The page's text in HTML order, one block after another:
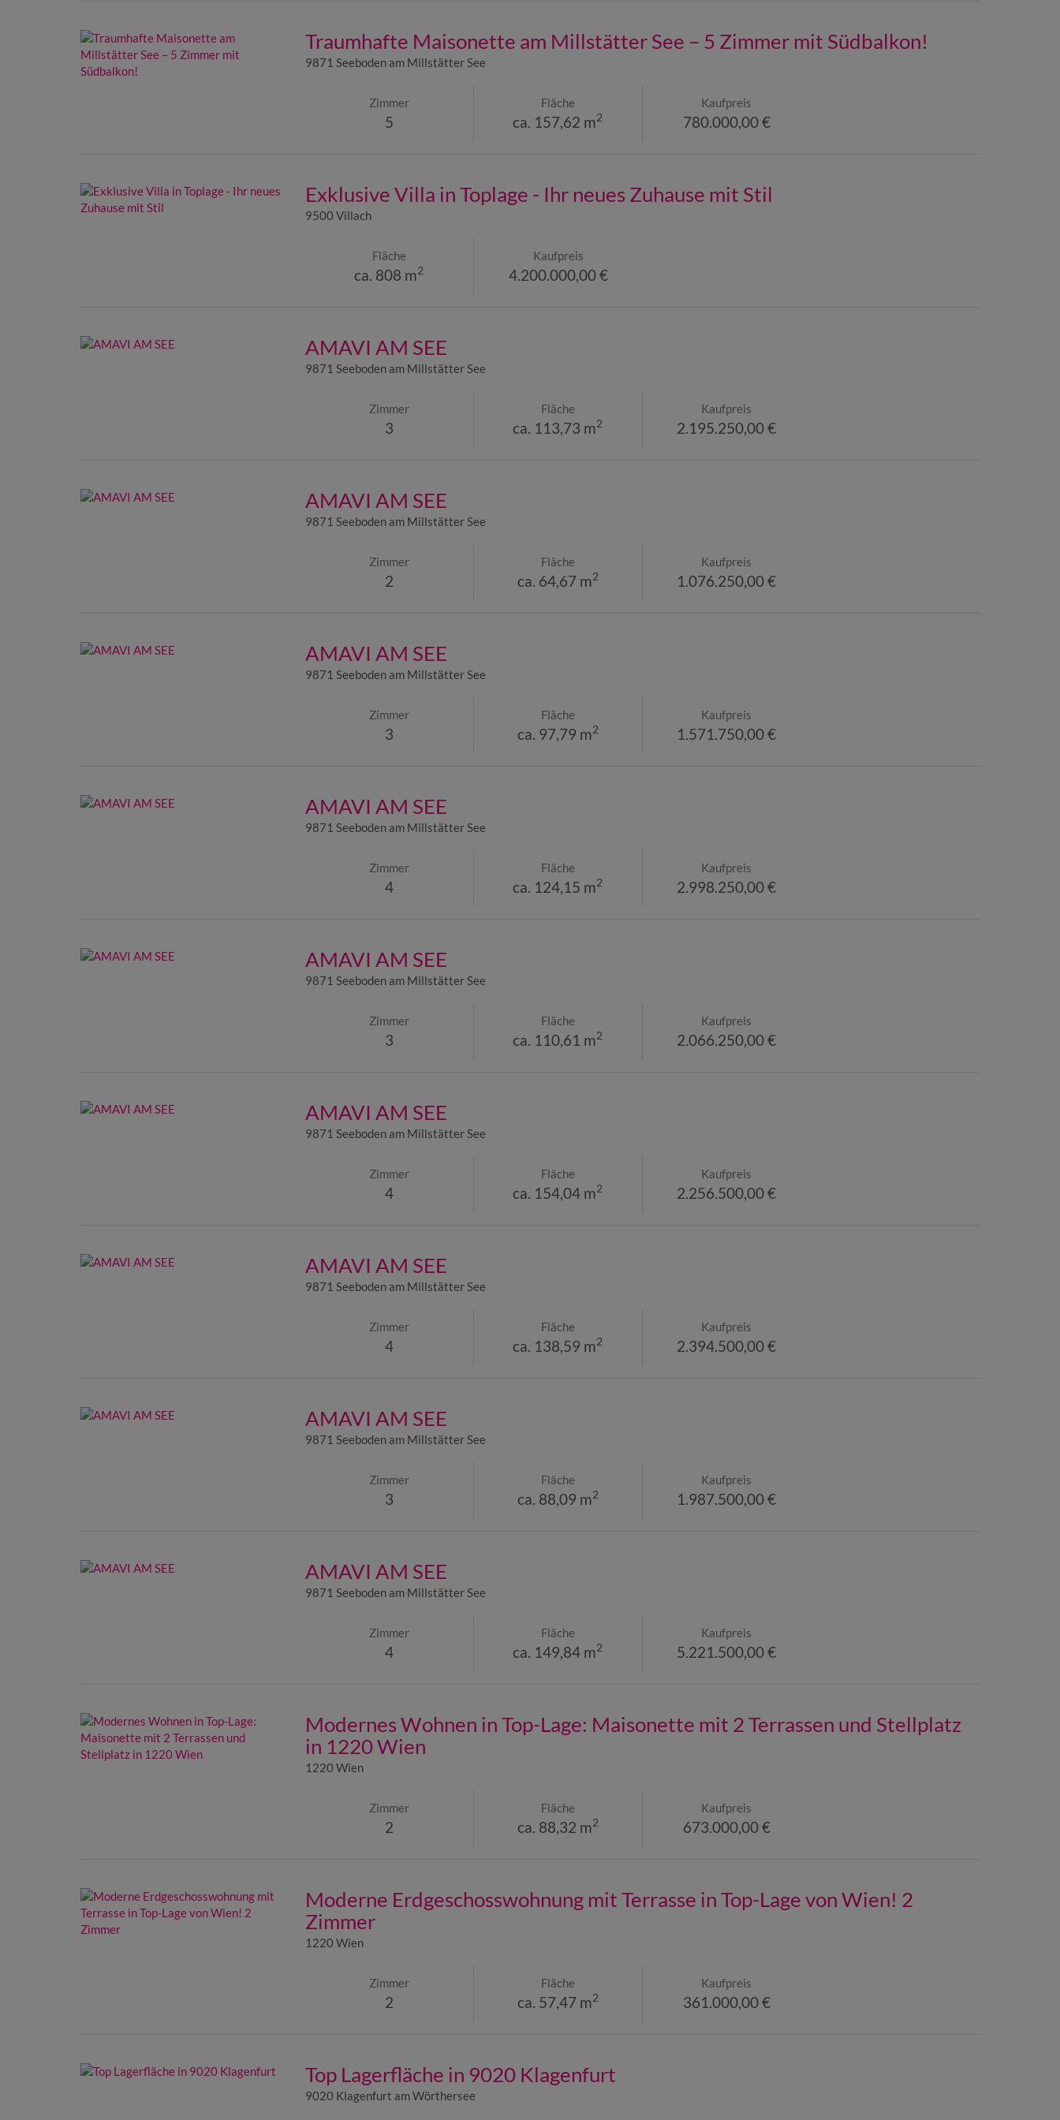
Traumhafte Maisonette am Millstätter See – 5 Zimmer mit Südbalkon!
9871 Seeboden am Millstätter See
Zimmer
5
Fläche
ca. 157,62 m2
Kaufpreis
780.000,00 €
Exklusive Villa in Toplage - Ihr neues Zuhause mit Stil
9500 Villach
Fläche
ca. 808 m2
Kaufpreis
4.200.000,00 €
AMAVI AM SEE
9871 Seeboden am Millstätter See
Zimmer
3
Fläche
ca. 113,73 m2
Kaufpreis
2.195.250,00 €
AMAVI AM SEE
9871 Seeboden am Millstätter See
Zimmer
2
Fläche
ca. 64,67 m2
Kaufpreis
1.076.250,00 €
AMAVI AM SEE
9871 Seeboden am Millstätter See
Zimmer
3
Fläche
ca. 97,79 m2
Kaufpreis
1.571.750,00 €
AMAVI AM SEE
9871 Seeboden am Millstätter See
Zimmer
4
Fläche
ca. 124,15 m2
Kaufpreis
2.998.250,00 €
AMAVI AM SEE
9871 Seeboden am Millstätter See
Zimmer
3
Fläche
ca. 110,61 m2
Kaufpreis
2.066.250,00 €
AMAVI AM SEE
9871 Seeboden am Millstätter See
Zimmer
4
Fläche
ca. 154,04 m2
Kaufpreis
2.256.500,00 €
AMAVI AM SEE
9871 Seeboden am Millstätter See
Zimmer
4
Fläche
ca. 138,59 m2
Kaufpreis
2.394.500,00 €
AMAVI AM SEE
9871 Seeboden am Millstätter See
Zimmer
3
Fläche
ca. 88,09 m2
Kaufpreis
1.987.500,00 €
AMAVI AM SEE
9871 Seeboden am Millstätter See
Zimmer
4
Fläche
ca. 149,84 m2
Kaufpreis
5.221.500,00 €
Modernes Wohnen in Top-Lage: Maisonette mit 2 Terrassen und Stellplatz
in 1220 Wien
1220 Wien
Zimmer
2
Fläche
ca. 88,32 m2
Kaufpreis
673.000,00 €
Moderne Erdgeschosswohnung mit Terrasse in Top-Lage von Wien! 2
Zimmer
1220 Wien
Zimmer
2
Fläche
ca. 57,47 m2
Kaufpreis
361.000,00 €
Top Lagerfläche in 9020 Klagenfurt
9020 Klagenfurt am Wörthersee